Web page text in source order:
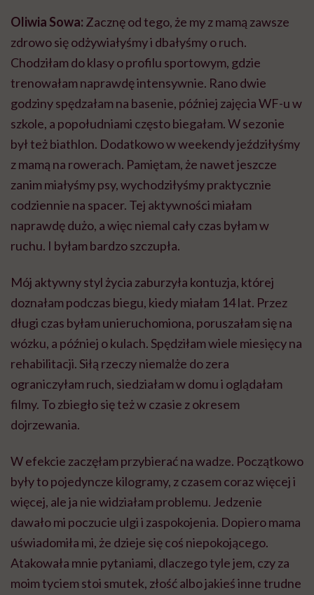
Oliwia Sowa: Zacznę od tego, że my z mamą zawsze
zdrowo się odżywiałyśmy i dbałyśmy o ruch.
Chodziłam do klasy o profilu sportowym, gdzie
trenowałam naprawdę intensywnie. Rano dwie
godziny spędzałam na basenie, później zajęcia WF-u w
szkole, a popołudniami często biegałam. W sezonie
był też biathlon. Dodatkowo w weekendy jeździłyśmy
z mamą na rowerach. Pamiętam, że nawet jeszcze
zanim miałyśmy psy, wychodziłyśmy praktycznie
codziennie na spacer. Tej aktywności miałam
naprawdę dużo, a więc niemal cały czas byłam w
ruchu. I byłam bardzo szczupła.
Mój aktywny styl życia zaburzyła kontuzja, której
doznałam podczas biegu, kiedy miałam 14 lat. Przez
długi czas byłam unieruchomiona, poruszałam się na
wózku, a później o kulach. Spędziłam wiele miesięcy na
rehabilitacji. Siłą rzeczy niemalże do zera
ograniczyłam ruch, siedziałam w domu i oglądałam
filmy. To zbiegło się też w czasie z okresem
dojrzewania.
W efekcie zaczęłam przybierać na wadze. Początkowo
były to pojedyncze kilogramy, z czasem coraz więcej i
więcej, ale ja nie widziałam problemu. Jedzenie
dawało mi poczucie ulgi i zaspokojenia. Dopiero mama
uświadomiła mi, że dzieje się coś niepokojącego.
Atakowała mnie pytaniami, dlaczego tyle jem, czy za
moim tyciem stoi smutek, złość albo jakieś inne trudne